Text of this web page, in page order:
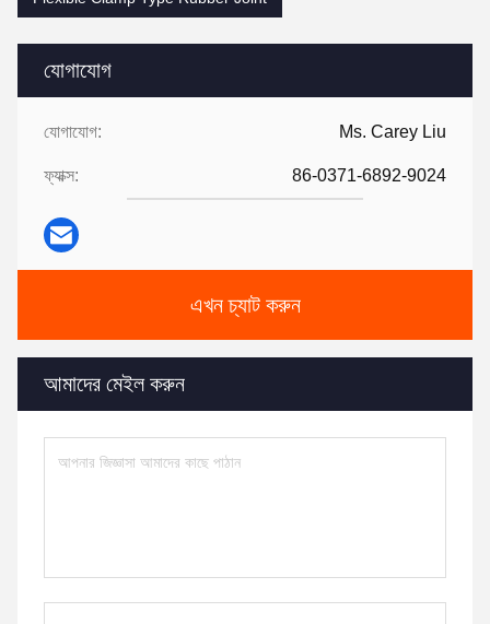
যোগাযোগ
যোগাযোগ: Ms. Carey Liu
ফ্যাক্স: 86-0371-6892-9024
এখন চ্যাট করুন
আমাদের মেইল করুন